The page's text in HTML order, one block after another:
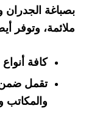
بصباغة الجدران
ملائمة، وتوفر
كافة
تقمل
والمكاتب